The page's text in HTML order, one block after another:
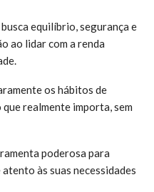
equilíbrio, segurança e
ao lidar com a renda
os hábitos de
realmente importa, sem
poderosa para
às suas necessidades